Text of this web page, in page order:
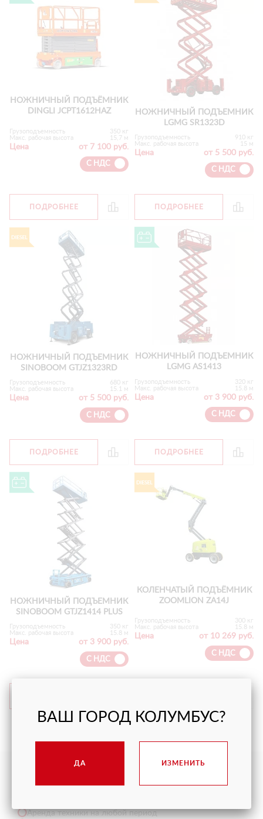
НОЖНИЧНЫЙ ПОДЪЁМНИК
DINGLI JCPT1612HAZ
Грузоподъемность
350 кг
Макс. рабочая высота
15,7 м
Цена от 7 100 руб.
С НДС
ПОДРОБНЕЕ
НОЖНИЧНЫЙ ПОДЪЕМНИК
LGMG SR1323D
Грузоподъемность
910 кг
Макс. рабочая высота
15 м
Цена от 5 500 руб.
С НДС
ПОДРОБНЕЕ
НОЖНИЧНЫЙ ПОДЪЕМНИК
SINOBOOM GTJZ1323RD
Грузоподъемность
680 кг
Макс. рабочая высота
15.1 м
Цена от 5 500 руб.
С НДС
ПОДРОБНЕЕ
НОЖНИЧНЫЙ ПОДЪЕМНИК
LGMG AS1413
Грузоподъемность
320 кг
Макс. рабочая высота
15.8 м
Цена от 3 900 руб.
С НДС
ПОДРОБНЕЕ
НОЖНИЧНЫЙ ПОДЪЕМНИК
SINOBOOM GTJZ1414 PLUS
Грузоподъемность
350 кг
Макс. рабочая высота
15.8 м
Цена от 3 900 руб.
С НДС
КОЛЕНЧАТЫЙ ПОДЪЁМНИК
ZOOMLION ZA14J
Грузоподъемность
300 кг
Макс. рабочая высота
15.8 м
Цена от 10 269 руб.
С НДС
Аренда техники на любой период
ВАШ ГОРОД КОЛУМБУС?
ДА ИЗМЕНИТЬ